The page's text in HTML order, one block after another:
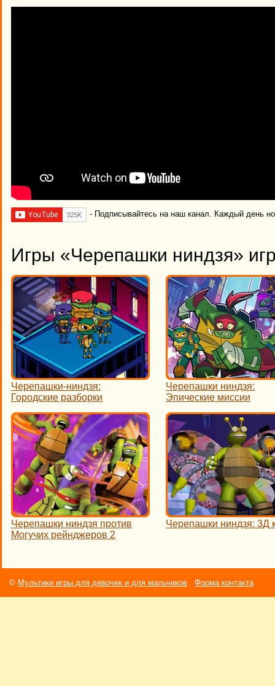
- Подписывайтесь на наш канал. Каждый день
Игры «Черепашки ниндзя»
Черепашки-ниндзя:
Городские разборки
Черепашки ниндзя:
Эпические миссии
Черепашки ниндзя против
Могучих рейнджеров 2
Черепашки ниндзя: 3Д
© Мультики игры для девочек и для мальчиков Форма контакта